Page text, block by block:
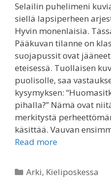
Selailin puhelimeni
siellä lapsiperheen
Hyvin monenlaisia.
Pääkuvan tilanne on
suojapussit ovat
eteisessä. Tuollaisen
puolisolle, saa
kysymyksen:
pihalla?” Nämä ovat
merkitystä
käsittää. Vauvan
Read more
Categories
Arki, Kieliposkessa